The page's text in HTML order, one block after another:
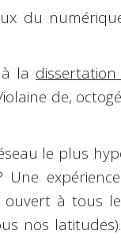
du
la
de,
le plus
à tous
nos